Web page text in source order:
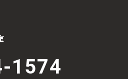
1574